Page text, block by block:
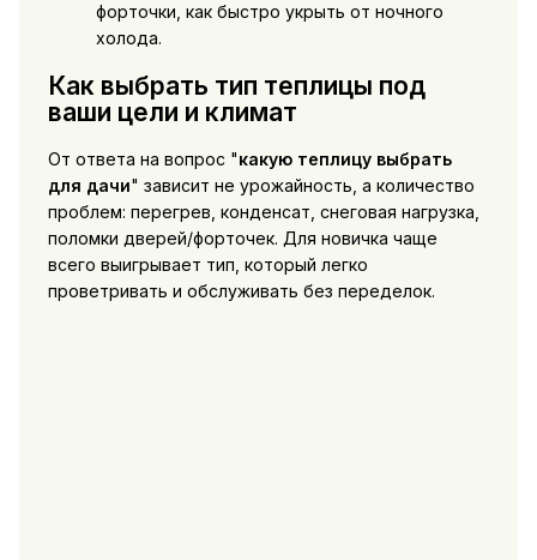
форточки, как быстро укрыть от ночного
холода.
Как выбрать тип теплицы под
ваши цели и климат
От ответа на вопрос "какую теплицу выбрать
для дачи" зависит не урожайность, а количество
проблем: перегрев, конденсат, снеговая нагрузка,
поломки дверей/форточек. Для новичка чаще
всего выигрывает тип, который легко
проветривать и обслуживать без переделок.